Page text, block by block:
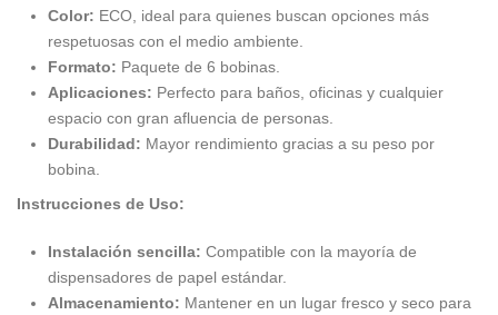
Color: ECO, ideal para quienes buscan opciones más
respetuosas con el medio ambiente.
Formato: Paquete de 6 bobinas.
Aplicaciones: Perfecto para baños, oficinas y cualquier
espacio con gran afluencia de personas.
Durabilidad: Mayor rendimiento gracias a su peso por
bobina.
Instrucciones de Uso:
Instalación sencilla: Compatible con la mayoría de
dispensadores de papel estándar.
Almacenamiento: Mantener en un lugar fresco y seco para